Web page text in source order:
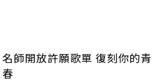
名師開放許願歌單 復刻你的青
春